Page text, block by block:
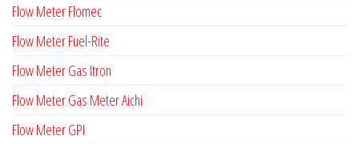
Flow Meter Flomec
Flow Meter Fuel-Rite
Flow Meter Gas Itron
Flow Meter Gas Meter Aichi
Flow Meter GPI